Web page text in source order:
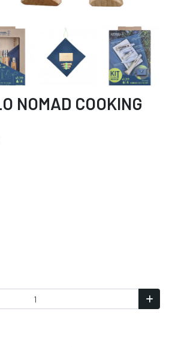
NOMAD COOKING